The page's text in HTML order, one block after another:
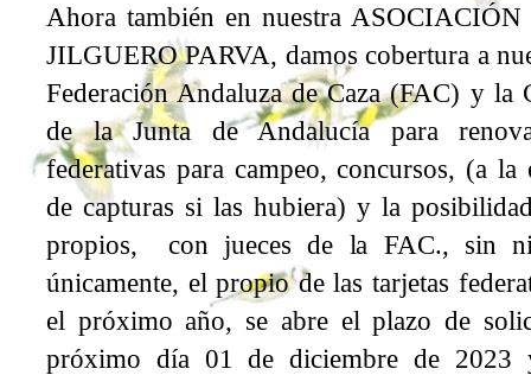
Ahora también en nuestra
JILGUERO PARVA, damos cobertura a
Federación Andaluza de Caza (FAC) y la
de la Junta de Andalucía para
federativas para campeo, concursos, (a la
de capturas si las hubiera) y la
propios, con jueces de la FAC., sin
únicamente, el propio de las tarjetas
el próximo año, se abre el plazo de
próximo día 01 de diciembre de 2023